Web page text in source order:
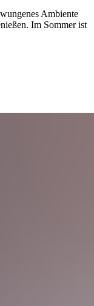
Ambiente
Im Sommer ist